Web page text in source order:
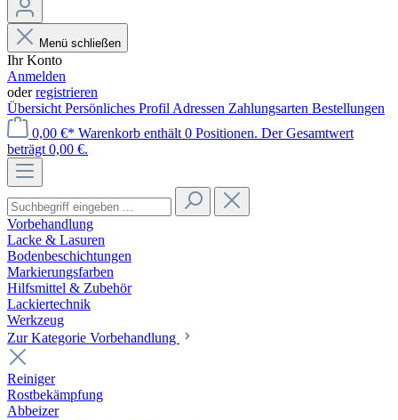
Menü schließen
Ihr Konto
Anmelden
oderregistrieren
Übersicht Persönliches Profil Adressen Zahlungsarten Bestellungen
0,00 €* Warenkorb enthält 0 Positionen. Der Gesamtwert
beträgt 0,00 €.
Vorbehandlung
Lacke & Lasuren
Bodenbeschichtungen
Markierungsfarben
Hilfsmittel & Zubehör
Lackiertechnik
Werkzeug
Zur Kategorie Vorbehandlung
Reiniger
Rostbekämpfung
Abbeizer